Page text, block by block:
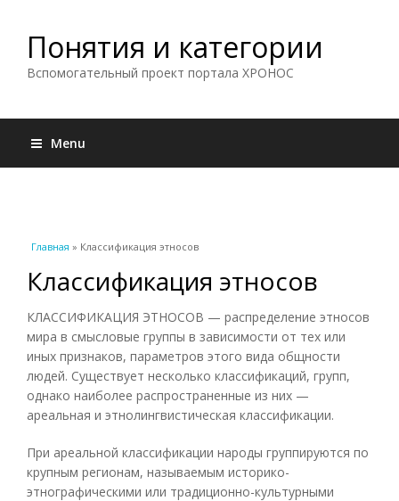
Понятия и категории
Вспомогательный проект портала ХРОНОС
Menu
Вы здесь
Главная » Классификация этносов
Классификация этносов
КЛАССИФИКАЦИЯ ЭТНОСОВ — распределение этносов
мира в смысловые группы в зависимости от тех или
иных признаков, параметров этого вида общности
людей. Существует несколько классификаций, групп,
однако наиболее распространенные из них —
ареальная и этнолингвистическая классификации.
При ареальной классификации народы группируются по
крупным регионам, называемым историко-
этнографическими или традиционно-культурными